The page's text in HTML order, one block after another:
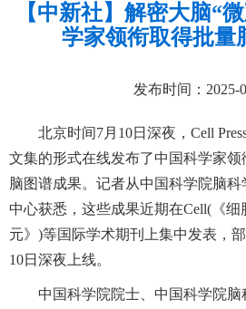
【中新社】解密大脑“
学家领衔取得批量
发布时间：2025-
北京时间7月10日深夜，Cell
文集的形式在线发布了中国科学家
脑图谱成果。记者从中国科学院脑
中心获悉，这些成果近期在Cell(《细
元》)等国际学术期刊上集中发表，
10日深夜上线。
中国科学院院士、中国科学院脑